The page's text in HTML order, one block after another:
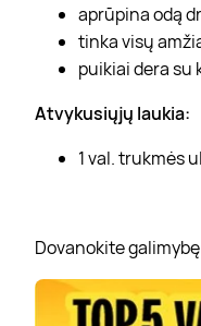
aprūpina odą
tinka visų
puikiai dera su
Atvykusiųjų laukia:
1 val. trukmės
Dovanokite